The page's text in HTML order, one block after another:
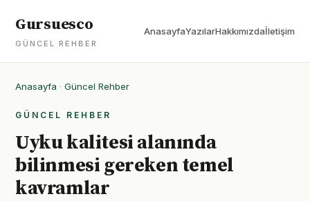
Gursuesco
GÜNCEL REHBER
AnasayfaYazılarHakkımızdaİletişim
Anasayfa · Güncel Rehber
GÜNCEL REHBER
Uyku kalitesi alanında
bilinmesi gereken temel
kavramlar